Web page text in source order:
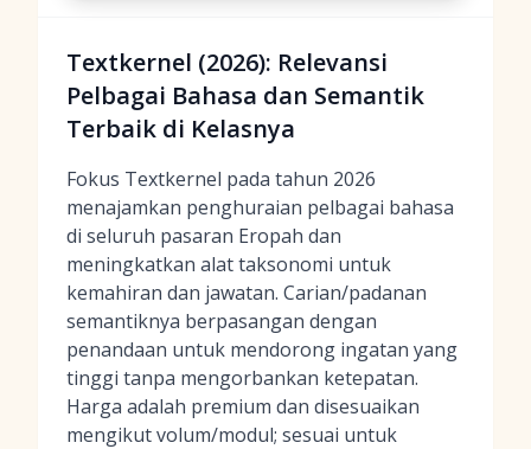
Textkernel (2026): Relevansi
Pelbagai Bahasa dan Semantik
Terbaik di Kelasnya
Fokus Textkernel pada tahun 2026
menajamkan penghuraian pelbagai bahasa
di seluruh pasaran Eropah dan
meningkatkan alat taksonomi untuk
kemahiran dan jawatan. Carian/padanan
semantiknya berpasangan dengan
penandaan untuk mendorong ingatan yang
tinggi tanpa mengorbankan ketepatan.
Harga adalah premium dan disesuaikan
mengikut volum/modul; sesuai untuk